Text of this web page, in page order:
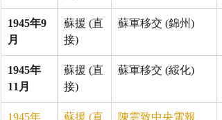
1945年9
月
蘇援 (直
接)
蘇軍移交 (錦州)
1945年
11月
蘇援 (直
接)
蘇軍移交 (綏化)
1945年
蘇援 (直
陳雲致中央電報